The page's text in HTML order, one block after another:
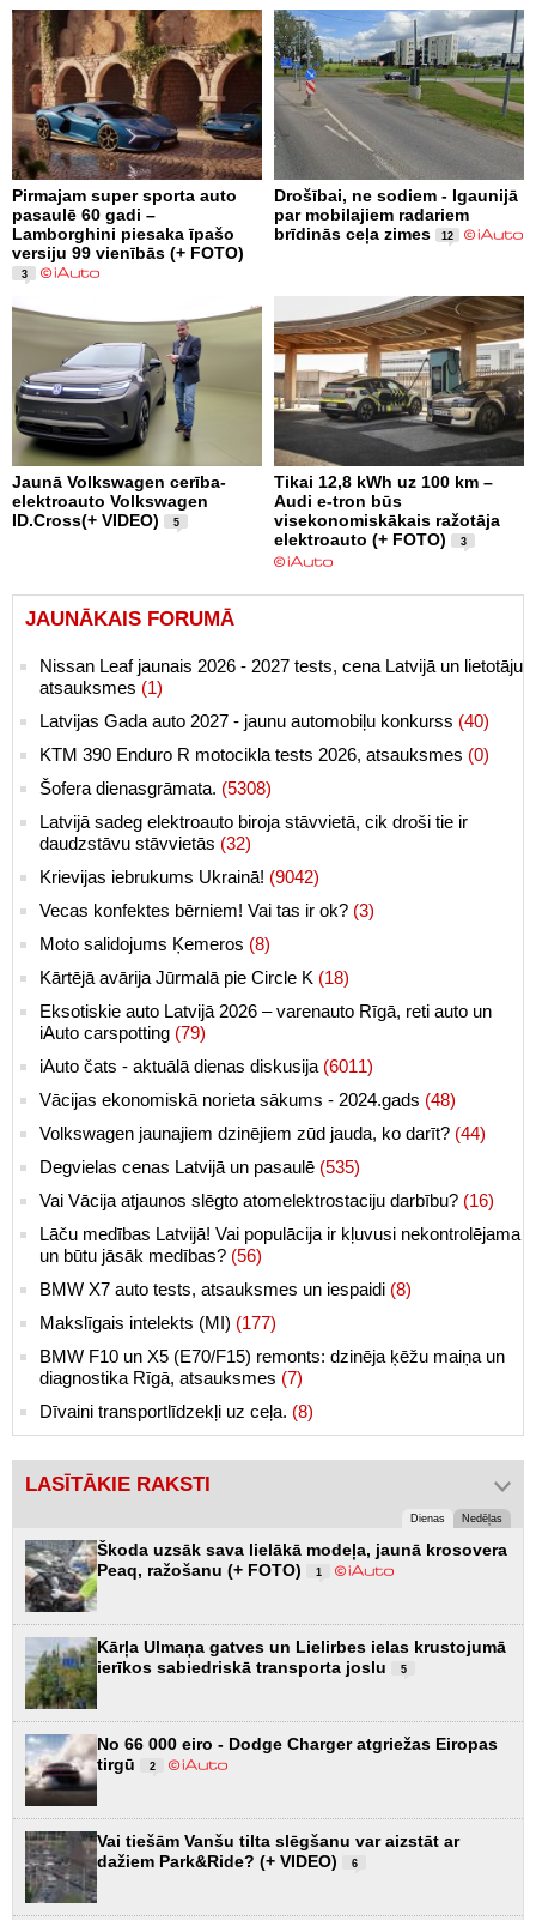
Pirmajam super sporta auto
pasaulē 60 gadi –
Lamborghini piesaka īpašo
versiju 99 vienībās (+ FOTO)
3
Drošībai, ne sodiem - Igaunijā
par mobilajiem radariem
brīdinās ceļa zimes
12
Jaunā Volkswagen cerība-
elektroauto Volkswagen
ID.Cross(+ VIDEO)
5
Tikai 12,8 kWh uz 100 km –
Audi e-tron būs
visekonomiskākais ražotāja
elektroauto (+ FOTO)
3
JAUNĀKAIS FORUMĀ
Nissan Leaf jaunais 2026 - 2027 tests, cena Latvijā un lietotāju
atsauksmes (1)
Latvijas Gada auto 2027 - jaunu automobiļu konkurss (40)
KTM 390 Enduro R motocikla tests 2026, atsauksmes (0)
Šofera dienasgrāmata. (5308)
Latvijā sadeg elektroauto biroja stāvvietā, cik droši tie ir
daudzstāvu stāvvietās (32)
Krievijas iebrukums Ukrainā! (9042)
Vecas konfektes bērniem! Vai tas ir ok? (3)
Moto salidojums Ķemeros (8)
Kārtējā avārija Jūrmalā pie Circle K (18)
Eksotiskie auto Latvijā 2026 – varenauto Rīgā, reti auto un
iAuto carspotting (79)
iAuto čats - aktuālā dienas diskusija (6011)
Vācijas ekonomiskā norieta sākums - 2024.gads (48)
Volkswagen jaunajiem dzinējiem zūd jauda, ko darīt? (44)
Degvielas cenas Latvijā un pasaulē (535)
Vai Vācija atjaunos slēgto atomelektrostaciju darbību? (16)
Lāču medības Latvijā! Vai populācija ir kļuvusi nekontrolējama
un būtu jāsāk medības? (56)
BMW X7 auto tests, atsauksmes un iespaidi (8)
Makslīgais intelekts (MI) (177)
BMW F10 un X5 (E70/F15) remonts: dzinēja ķēžu maiņa un
diagnostika Rīgā, atsauksmes (7)
Dīvaini transportlīdzekļi uz ceļa. (8)
LASĪTĀKIE RAKSTI
Dienas Nedēļas
Škoda uzsāk sava lielākā modeļa, jaunā krosovera
Peaq, ražošanu (+ FOTO)
1
Kārļa Ulmaņa gatves un Lielirbes ielas krustojumā
ierīkos sabiedriskā transporta joslu
5
No 66 000 eiro - Dodge Charger atgriežas Eiropas
tirgū
2
Vai tiešām Vanšu tilta slēgšanu var aizstāt ar
dažiem Park&Ride? (+ VIDEO)
6